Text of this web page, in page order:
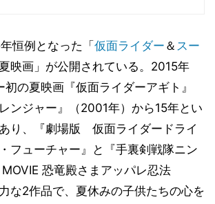
恒例となった「 仮面ライダー ＆ スー
映画」が公開されている。2015年
の夏映画『仮面ライダーアギト』
ンジャー』（2001年）から15年とい
り、『劇場版 仮面ライダードライ
フューチャー』と『手裏剣戦隊ニン
恐竜殿さまアッパレ忍法
な2作品で、夏休みの子供たちの心を